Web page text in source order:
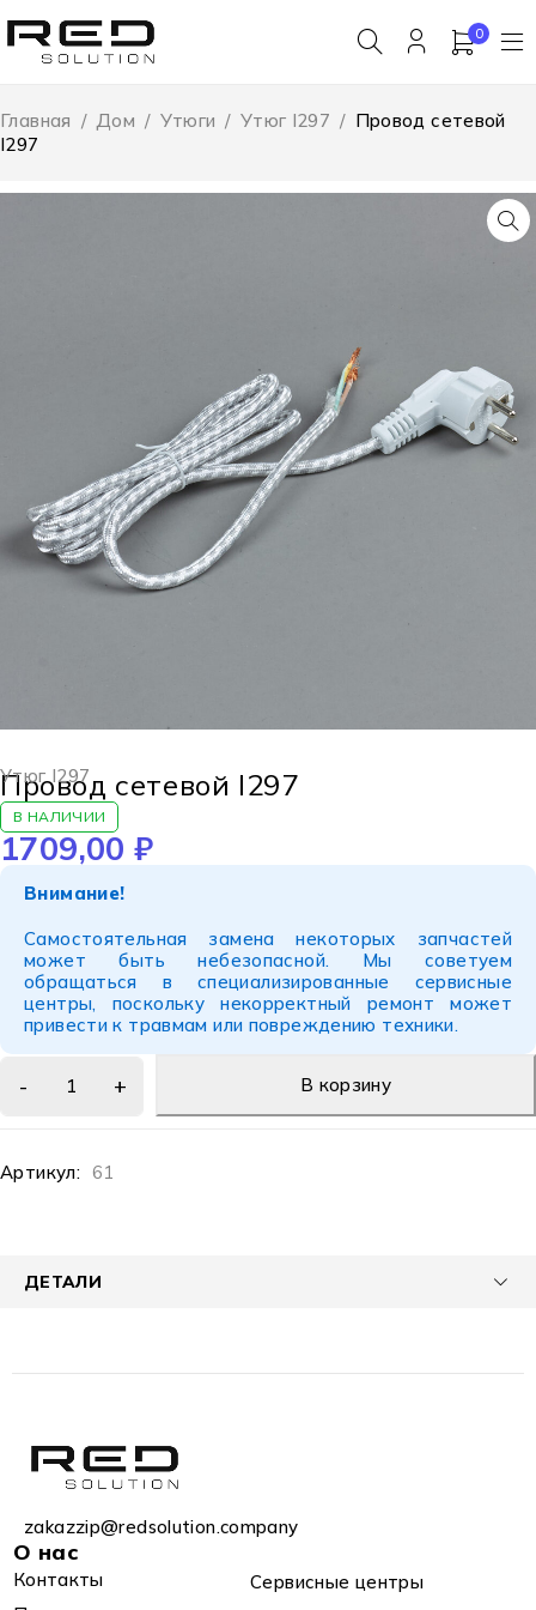
0
Главная / Дом / Утюги / Утюг I297 / Провод сетевой
I297
Утюг I297
Провод сетевой I297
В НАЛИЧИИ
1709,00 ₽
Внимание!
Самостоятельная замена некоторых запчастей
может быть небезопасной. Мы советуем
обращаться в специализированные сервисные
центры, поскольку некорректный ремонт может
привести к травмам или повреждению техники.
В корзину
Артикул: 61
ДЕТАЛИ
zakazzip@redsolution.company
О нас
Контакты
Сервисные центры